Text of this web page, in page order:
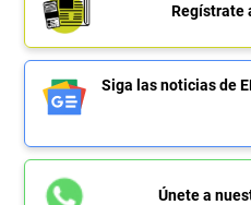
Regístrate
Siga las noticias de
Únete a